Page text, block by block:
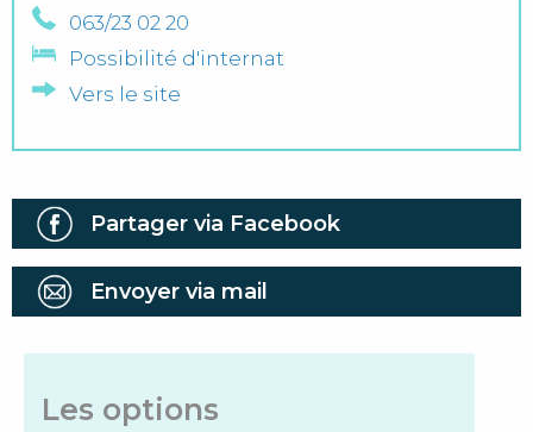
063/23 02 20
Possibilité d'internat
Vers le site
Partager via Facebook
Envoyer via mail
Les options